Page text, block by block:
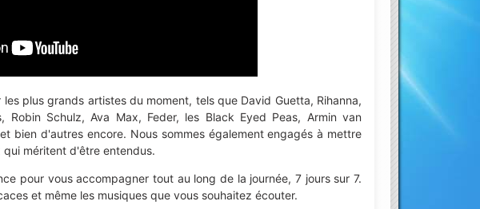
plus grands artistes du moment, tels que David Guetta, Rihanna,
Robin Schulz, Ava Max, Feder, les Black Eyed Peas, Armin van
bien d'autres encore. Nous sommes également engagés à mettre
méritent d'être entendus.
pour vous accompagner tout au long de la journée, 7 jours sur 7.
et même les musiques que vous souhaitez écouter.